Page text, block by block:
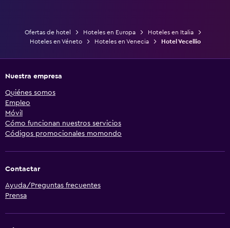
Ofertas de hotel Hoteles en Europa
Hoteles en Italia
Hoteles en Véneto
Hoteles en Venecia Hotel Vecellio
Nuestra empresa
Quiénes somos
Empleo
Móvil
Cómo funcionan nuestros servicios
Códigos promocionales momondo
Contactar
Ayuda/Preguntas frecuentes
Prensa